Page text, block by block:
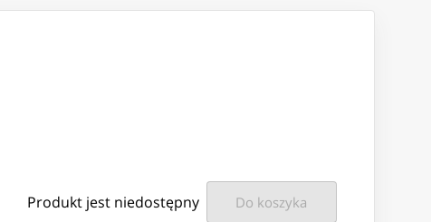
Produkt jest niedostępny Do koszyka